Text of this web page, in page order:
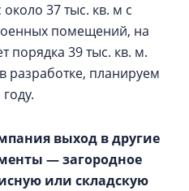
37 тыс. кв. м с
помещений, на
порядка 39 тыс. кв. м.
разработке, планируем
выход в другие
— загородное
или складскую